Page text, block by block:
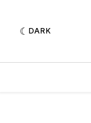
DARK